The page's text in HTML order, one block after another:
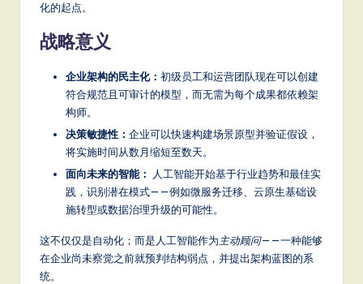
化的起点。
战略意义
企业架构的民主化： 初级员工和运营团队现在可以创建
符合规范且可审计的模型，而无需为每个成果都依赖架
构师。
决策敏捷性： 企业可以快速构建场景原型并验证假设，
将实施时间从数月缩短至数天。
面向未来的智能：
人工智能开始基于行业趋势和最佳实
践，识别潜在模式——例如微服务迁移、云原生基础设
施转型或数据治理升级的可能性。
这不仅仅是自动化；而是人工智能作为主动顾问——一种能够
在企业尚未察觉之前就预判结构弱点，并提出架构蓝图的系
统。